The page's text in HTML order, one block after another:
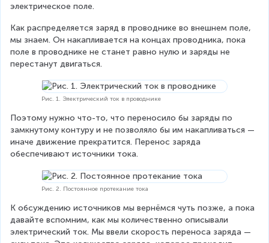
электрическое поле.
Как распределяется заряд в проводнике во внешнем поле,
мы знаем. Он накапливается на концах проводника, пока
поле в проводнике не станет равно нулю и заряды не
перестанут двигаться.
Рис. 1. Электрический ток в проводнике
Поэтому нужно что-то, что переносило бы заряды по
замкнутому контуру и не позволяло бы им накапливаться —
иначе движение прекратится. Перенос заряда
обеспечивают источники тока.
Рис. 2. Постоянное протекание тока
К обсуждению источников мы вернёмся чуть позже, а пока
давайте вспомним, как мы количественно описывали
электрический ток. Мы ввели скорость переноса заряда —